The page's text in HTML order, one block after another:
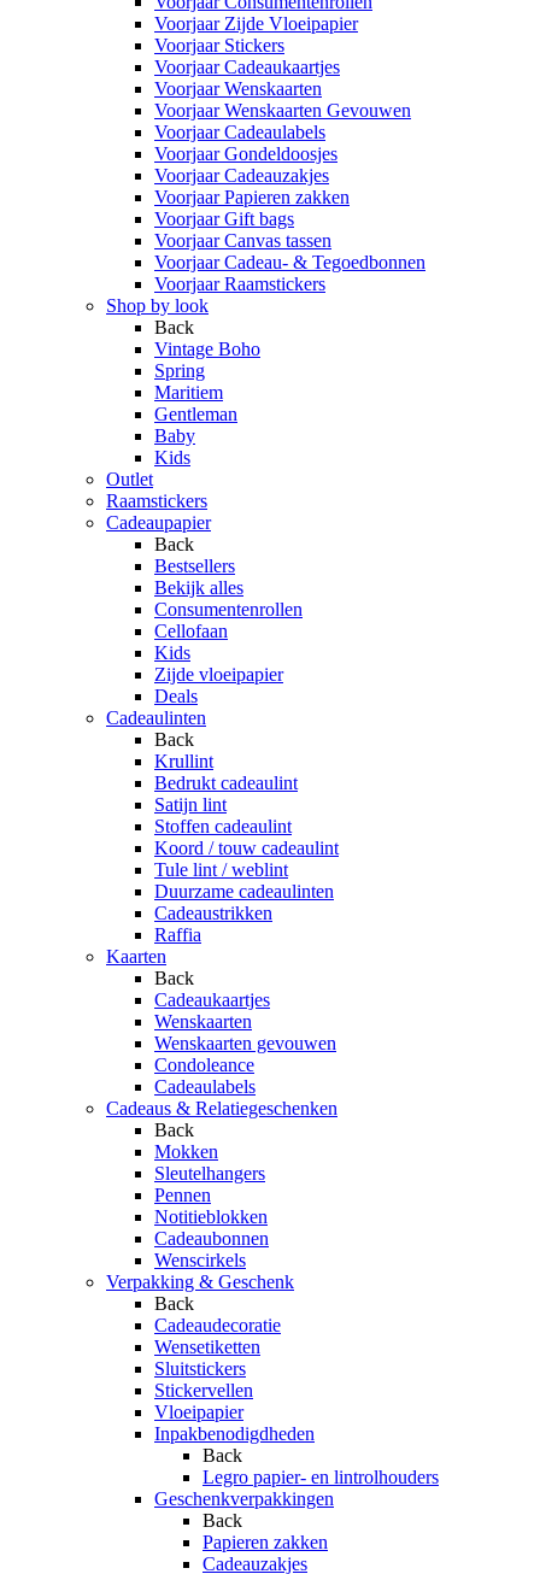
Voorjaar Zijde Vloeipapier
Voorjaar Stickers
Voorjaar Cadeaukaartjes
Voorjaar Wenskaarten
Voorjaar Wenskaarten Gevouwen
Voorjaar Cadeaulabels
Voorjaar Gondeldoosjes
Voorjaar Cadeauzakjes
Voorjaar Papieren zakken
Voorjaar Gift bags
Voorjaar Canvas tassen
Voorjaar Cadeau- & Tegoedbonnen
Voorjaar Raamstickers
Shop by look
Back
Vintage Boho
Spring
Maritiem
Gentleman
Baby
Kids
Outlet
Raamstickers
Cadeaupapier
Back
Bestsellers
Bekijk alles
Consumentenrollen
Cellofaan
Kids
Zijde vloeipapier
Deals
Cadeaulinten
Back
Krullint
Bedrukt cadeaulint
Satijn lint
Stoffen cadeaulint
Koord / touw cadeaulint
Tule lint / weblint
Duurzame cadeaulinten
Cadeaustrikken
Raffia
Kaarten
Back
Cadeaukaartjes
Wenskaarten
Wenskaarten gevouwen
Condoleance
Cadeaulabels
Cadeaus & Relatiegeschenken
Back
Mokken
Sleutelhangers
Pennen
Notitieblokken
Cadeaubonnen
Wenscirkels
Verpakking & Geschenk
Back
Cadeaudecoratie
Wensetiketten
Sluitstickers
Stickervellen
Vloeipapier
Inpakbenodigdheden
Back
Legro papier- en lintrolhouders
Geschenkverpakkingen
Back
Papieren zakken
Cadeauzakjes